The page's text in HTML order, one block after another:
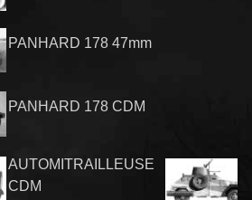
PANHARD 178 47mm
PANHARD 178 CDM
AUTOMITRAILLEUSE
CDM